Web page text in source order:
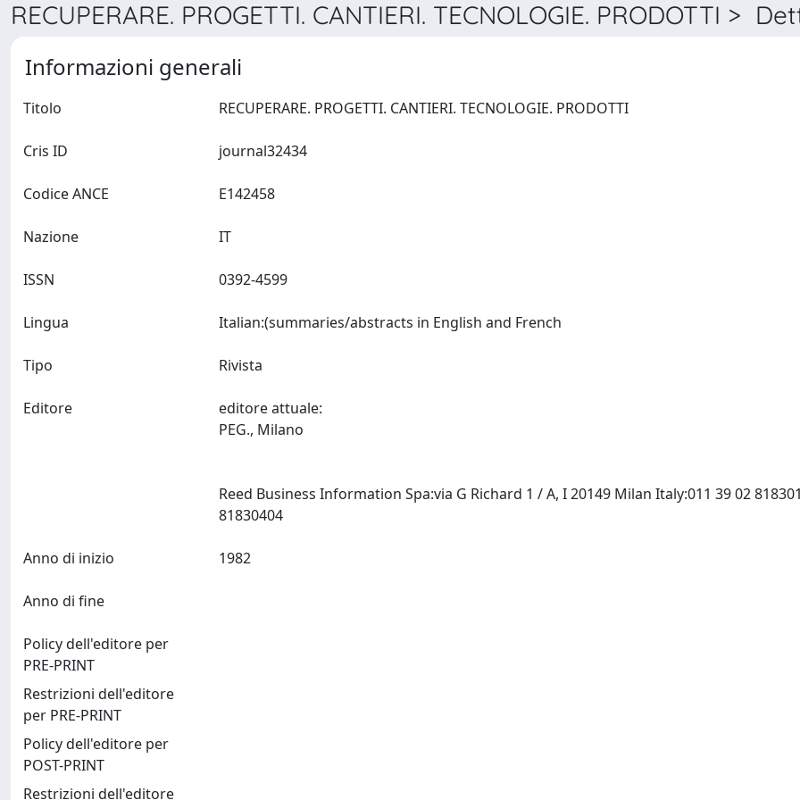
RECUPERARE. PROGETTI. CANTIERI. TECNOLOGIE. PRODOTTI >
Informazioni generali
Titolo
Cris ID
Codice ANCE
Nazione
ISSN
Lingua
Tipo Rivista
Editore
editore attuale:
PEG., Milano
Reed Business Information Spa:via G Richard 1 / A, I 20149 Milan Italy:011 39 02
Anno di inizio
Anno di fine
Policy dell'editore per
PRE-PRINT
Restrizioni dell'editore
per PRE-PRINT
Policy dell'editore per
POST-PRINT
Restrizioni dell'editore